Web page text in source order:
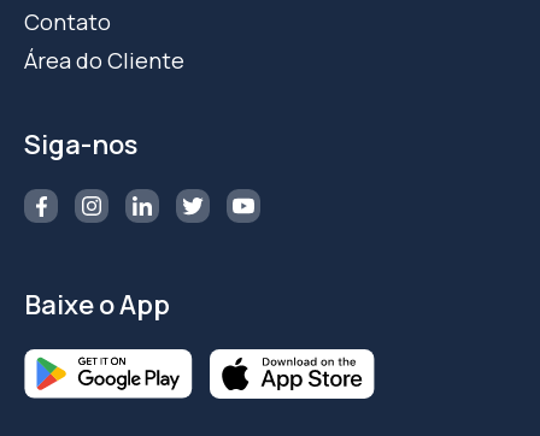
Contato
Área do Cliente
Siga-nos
Baixe o App